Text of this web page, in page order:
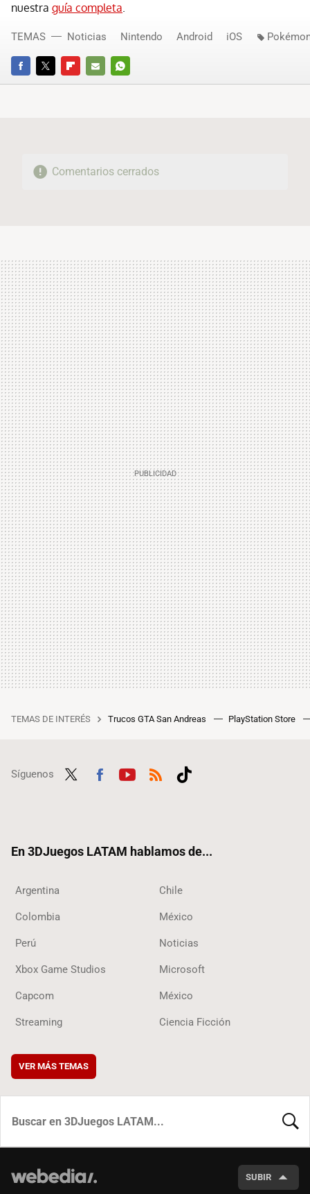
nuestra guía completa.
FACEBOOKTWITTERFLIPBOARD
E-
WHATSAPP
TEMAS Noticias Nintendo Android iOS
Comentarios cerrados
TEMAS DE INTERÉS Trucos GTA San Andreas PlayStation Store
Síguenos
En 3DJuegos LATAM hablamos de...
Argentina Chile
Colombia México
Perú Noticias
Xbox Game Studios Microsoft
Capcom México
Streaming Ciencia Ficción
VER MÁS TEMAS
SUBIR